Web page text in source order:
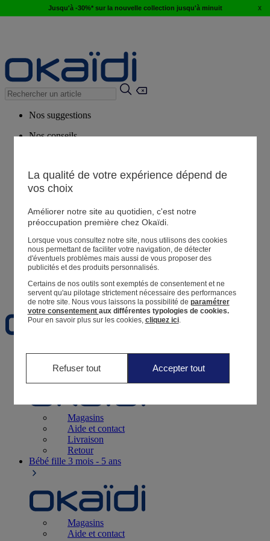
Jusqu'à -30%* sur la nouvelle collection jusqu'à minuit x
Nos suggestions
Nos conseils
Magasin
Mes informations
Suivre une commande
Panier
Favoris
Naissance0-12 mois
Magasins
Aide et contact
Livraison
Retour
Bébé fille 3 mois - 5 ans
Magasins
Aide et contact
La qualité de votre expérience dépend de
vos choix
Améliorer notre site au quotidien, c'est notre
préoccupation première chez Okaïdi.
Lorsque vous consultez notre site, nous utilisons des cookies
nous permettant de faciliter votre navigation, de détecter
d'éventuels problèmes mais aussi de vous proposer des
publicités et des produits personnalisés.
Certains de nos outils sont exemptés de consentement et ne
servent qu'au pilotage strictement nécessaire des performances
de notre site. Nous vous laissons la possibilité de paramétrer
votre consentement aux différentes typologies de cookies.
Pour en savoir plus sur les cookies, cliquez ici.
Refuser tout Accepter tout